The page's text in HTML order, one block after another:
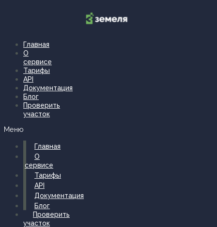
Главная
О
сервисе
Тарифы
API
Документация
Блог
Проверить
участок
Меню
Главная
О
сервисе
Тарифы
API
Документация
Блог
Проверить
участок